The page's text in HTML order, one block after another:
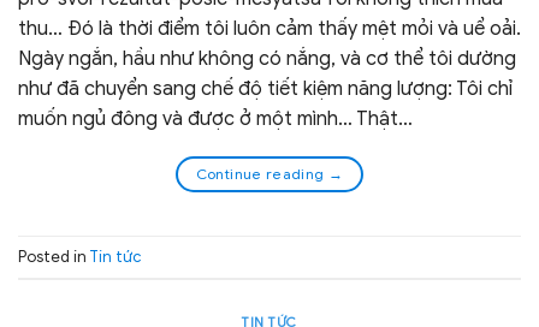
thu… Đó là thời điểm tôi luôn cảm thấy mệt mỏi và uể oải.
Ngày ngắn, hầu như không có nắng, và cơ thể tôi dường
như đã chuyển sang chế độ tiết kiệm năng lượng: Tôi chỉ
muốn ngủ đông và được ở một mình… Thật…
Continue reading →
Posted in Tin tức
TIN TỨC